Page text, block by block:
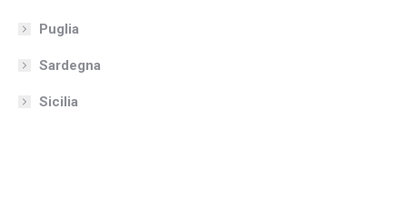
Puglia
Sardegna
Sicilia